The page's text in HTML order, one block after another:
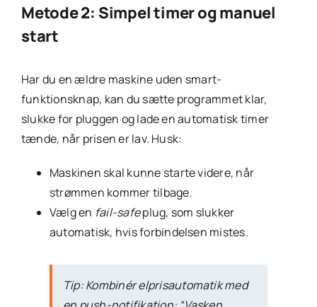
Metode 2: Simpel timer og manuel
start
Har du en ældre maskine uden smart-
funktionsknap, kan du sætte programmet klar,
slukke for pluggen og lade en automatisk timer
tænde, når prisen er lav. Husk:
Maskinen skal kunne starte videre, når
strømmen kommer tilbage.
Vælg en fail-safeplug, som slukker
automatisk, hvis forbindelsen mistes.
Tip: Kombinér elprisautomatik med